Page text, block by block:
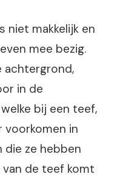
niet makkelijk en
mee bezig.
achtergrond,
in de
bij een teef,
voorkomen in
die ze hebben
de teef komt